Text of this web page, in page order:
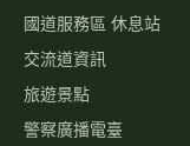
國道服務區 休息站
交流道資訊
旅遊景點
警察廣播電臺